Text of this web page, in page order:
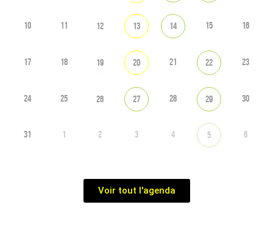
10 11 12 13 14 15 16
17 18 19 20 21 22 23
24 25 26 27 28 29 30
31 1 2 3 4 5 6
Voir tout l'agenda